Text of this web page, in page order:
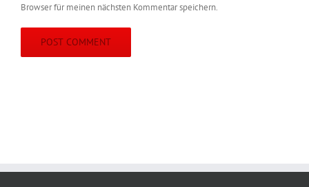
Browser für meinen nächsten Kommentar speichern.